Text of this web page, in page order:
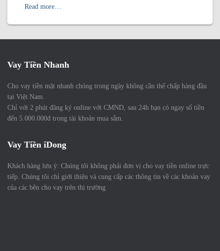
Read more…
Vay Tiền Nhanh
Cho vay tiền mặt nhanh chóng trong ngày không cần thế chấp hàng đầu
tại Việt Nam.
Chỉ với 2 phút đăng ký online với CMND, sau 24h bạn có ngay số tiền
đến 5.000.000đ trong tài khoản mua sắm.
Vay Tiền iDong
Khách hàng lưu ý: Chúng tôi không phải đơn vị cho vay tiền online trực
tiếp. Chúng tôi chỉ giới thiệu và cung cấp các thông tin về các khoản vay
của các bên cho vay trên thị trường